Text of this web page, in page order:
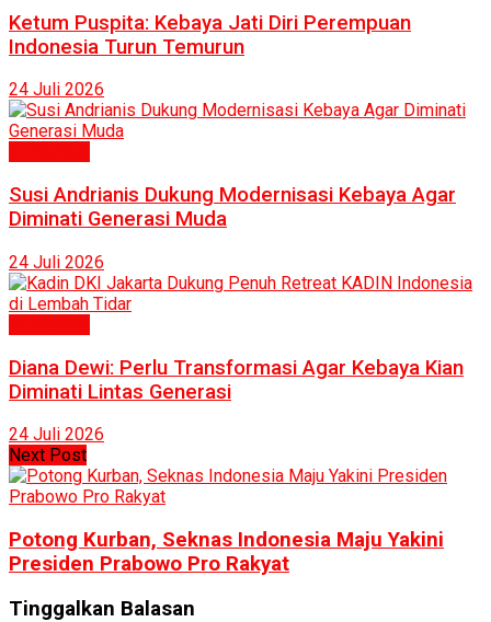
Ketum Puspita: Kebaya Jati Diri Perempuan
Indonesia Turun Temurun
24 Juli 2026
Susi Andrianis Dukung Modernisasi Kebaya Agar
Diminati Generasi Muda
24 Juli 2026
Diana Dewi: Perlu Transformasi Agar Kebaya Kian
Diminati Lintas Generasi
24 Juli 2026
Next Post
Potong Kurban, Seknas Indonesia Maju Yakini
Presiden Prabowo Pro Rakyat
Tinggalkan Balasan